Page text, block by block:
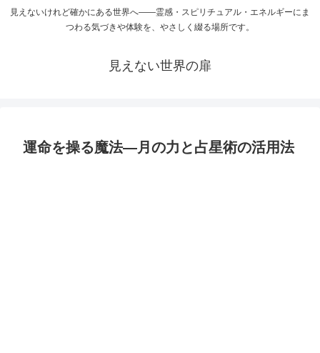
見えないけれど確かにある世界へ――霊感・スピリチュアル・エネルギーにま
つわる気づきや体験を、やさしく綴る場所です。
見えない世界の扉
運命を操る魔法—月の力と占星術の活用法